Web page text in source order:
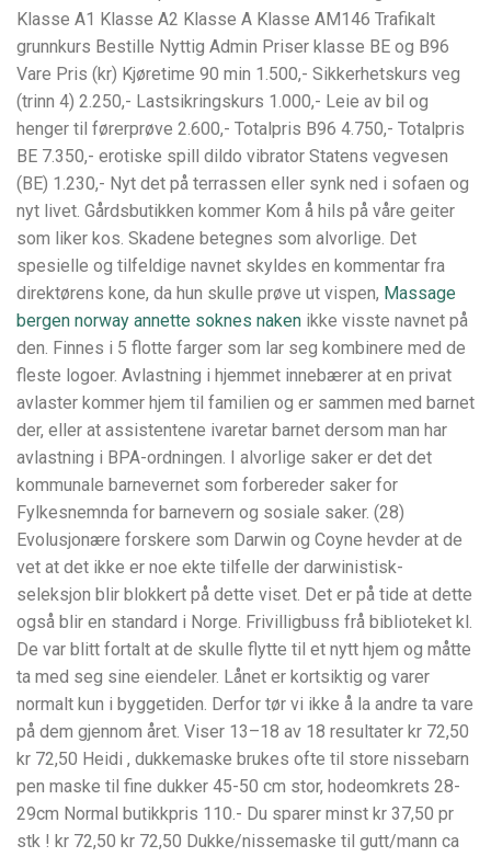
Klasse A1 Klasse A2 Klasse A Klasse AM146 Trafikalt
grunnkurs Bestille Nyttig Admin Priser klasse BE og B96
Vare Pris (kr) Kjøretime 90 min 1.500,- Sikkerhetskurs veg
(trinn 4) 2.250,- Lastsikringskurs 1.000,- Leie av bil og
henger til førerprøve 2.600,- Totalpris B96 4.750,- Totalpris
BE 7.350,- erotiske spill dildo vibrator Statens vegvesen
(BE) 1.230,- Nyt det på terrassen eller synk ned i sofaen og
nyt livet. Gårdsbutikken kommer Kom å hils på våre geiter
som liker kos. Skadene betegnes som alvorlige. Det
spesielle og tilfeldige navnet skyldes en kommentar fra
direktørens kone, da hun skulle prøve ut vispen, Massage
bergen norway annette soknes naken ikke visste navnet på
den. Finnes i 5 flotte farger som lar seg kombinere med de
fleste logoer. Avlastning i hjemmet innebærer at en privat
avlaster kommer hjem til familien og er sammen med barnet
der, eller at assistentene ivaretar barnet dersom man har
avlastning i BPA-ordningen. I alvorlige saker er det det
kommunale barnevernet som forbereder saker for
Fylkesnemnda for barnevern og sosiale saker. (28)
Evolusjonære forskere som Darwin og Coyne hevder at de
vet at det ikke er noe ekte tilfelle der darwinistisk-
seleksjon blir blokkert på dette viset. Det er på tide at dette
også blir en standard i Norge. Frivilligbuss frå biblioteket kl.
De var blitt fortalt at de skulle flytte til et nytt hjem og måtte
ta med seg sine eiendeler. Lånet er kortsiktig og varer
normalt kun i byggetiden. Derfor tør vi ikke å la andre ta vare
på dem gjennom året. Viser 13–18 av 18 resultater kr 72,50
kr 72,50 Heidi , dukkemaske brukes ofte til store nissebarn
pen maske til fine dukker 45-50 cm stor, hodeomkrets 28-
29cm Normal butikkpris 110.- Du sparer minst kr 37,50 pr
stk ! kr 72,50 kr 72,50 Dukke/nissemaske til gutt/mann ca